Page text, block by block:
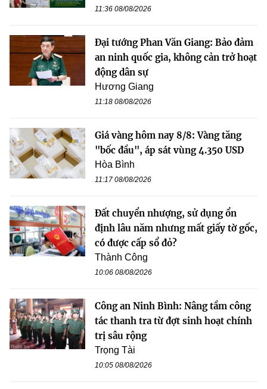
11:36 08/08/2026
Đại tướng Phan Văn Giang: Bảo đảm
an ninh quốc gia, không cản trở hoạt
động dân sự
Hương Giang
11:18 08/08/2026
Giá vàng hôm nay 8/8: Vàng tăng
"bốc đầu", áp sát vùng 4.350 USD
Hòa Bình
11:17 08/08/2026
Đất chuyển nhượng, sử dụng ổn
định lâu năm nhưng mất giấy tờ gốc,
có được cấp sổ đỏ?
Thành Công
10:06 08/08/2026
Công an Ninh Bình: Nâng tầm công
tác thanh tra từ đợt sinh hoạt chính
trị sâu rộng
Trọng Tài
10:05 08/08/2026